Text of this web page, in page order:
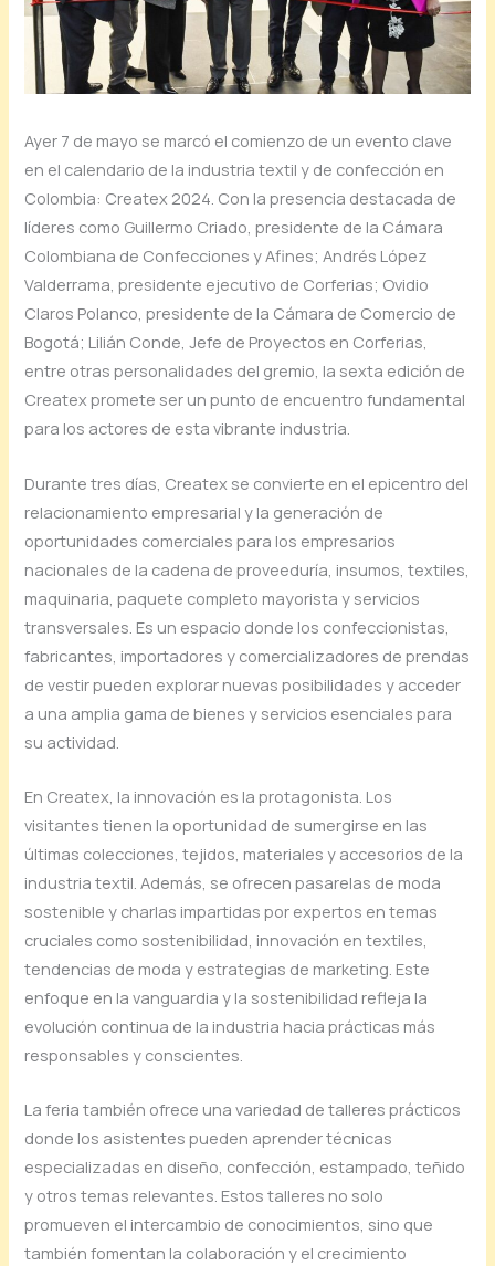
Ayer 7 de mayo se marcó el comienzo de un evento clave
en el calendario de la industria textil y de confección en
Colombia: Createx 2024. Con la presencia destacada de
líderes como Guillermo Criado, presidente de la Cámara
Colombiana de Confecciones y Afines; Andrés López
Valderrama, presidente ejecutivo de Corferias; Ovidio
Claros Polanco, presidente de la Cámara de Comercio de
Bogotá; Lilián Conde, Jefe de Proyectos en Corferias,
entre otras personalidades del gremio, la sexta edición de
Createx promete ser un punto de encuentro fundamental
para los actores de esta vibrante industria.
Durante tres días, Createx se convierte en el epicentro del
relacionamiento empresarial y la generación de
oportunidades comerciales para los empresarios
nacionales de la cadena de proveeduría, insumos, textiles,
maquinaria, paquete completo mayorista y servicios
transversales. Es un espacio donde los confeccionistas,
fabricantes, importadores y comercializadores de prendas
de vestir pueden explorar nuevas posibilidades y acceder
a una amplia gama de bienes y servicios esenciales para
su actividad.
En Createx, la innovación es la protagonista. Los
visitantes tienen la oportunidad de sumergirse en las
últimas colecciones, tejidos, materiales y accesorios de la
industria textil. Además, se ofrecen pasarelas de moda
sostenible y charlas impartidas por expertos en temas
cruciales como sostenibilidad, innovación en textiles,
tendencias de moda y estrategias de marketing. Este
enfoque en la vanguardia y la sostenibilidad refleja la
evolución continua de la industria hacia prácticas más
responsables y conscientes.
La feria también ofrece una variedad de talleres prácticos
donde los asistentes pueden aprender técnicas
especializadas en diseño, confección, estampado, teñido
y otros temas relevantes. Estos talleres no solo
promueven el intercambio de conocimientos, sino que
también fomentan la colaboración y el crecimiento